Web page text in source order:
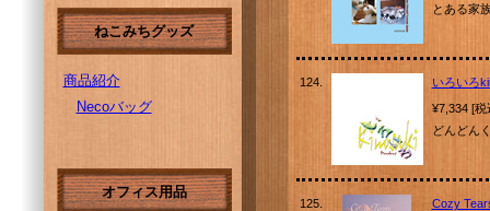
ねこみちグッズ
商品紹介
Necoバッグ
オフィス用品
とある家
124.
いろいろ
¥7,334 [
どんどん
125.
Cozy